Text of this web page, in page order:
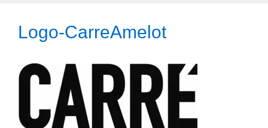
Logo-CarreAmelot